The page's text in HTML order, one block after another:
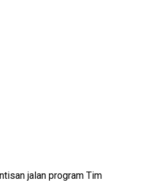
jalan program Tim